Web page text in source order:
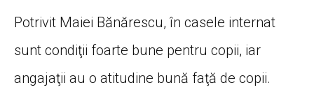
Potrivit Maiei Bănărescu, în casele internat
sunt condiţii foarte bune pentru copii, iar
angajaţii au o atitudine bună faţă de copii.